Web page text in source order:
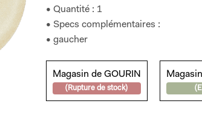
• Quantité : 1
• Specs complémentaires :
• gaucher
Magasin de GOURIN
(Rupture de stock)